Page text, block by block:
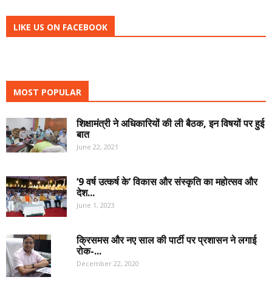
LIKE US ON FACEBOOK
MOST POPULAR
शिक्षामंत्री ने अधिकारियों की ली बैठक, इन विषयों पर हुई
बात
June 22, 2021
‘9 वर्ष उत्कर्ष के’ विकास और संस्कृति का महोत्सव और
देश...
June 1, 2023
क्रिसमस और नए साल की पार्टी पर प्रशासन ने लगाई
रोक-...
December 22, 2020